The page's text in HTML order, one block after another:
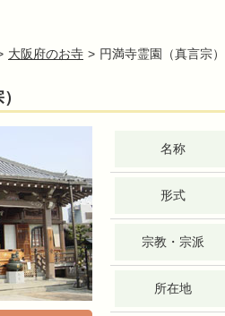
大阪府のお寺 円満寺霊園（真言宗）
名称
形式
宗教・宗派
所在地